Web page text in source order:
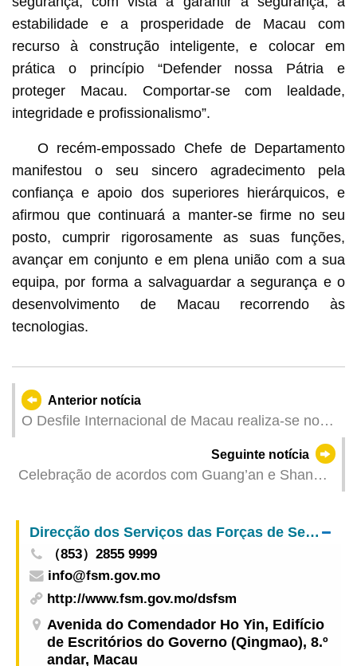
estabilidade e a prosperidade de Macau com
recurso à construção inteligente, e colocar em
prática o princípio “Defender nossa Pátria e
proteger Macau. Comportar-se com lealdade,
integridade e profissionalismo”.
O recém-empossado Chefe de Departamento
manifestou o seu sincero agradecimento pela
confiança e apoio dos superiores hierárquicos, e
afirmou que continuará a manter-se firme no seu
posto, cumprir rigorosamente as suas funções,
avançar em conjunto e em plena união com a sua
equipa, por forma a salvaguardar a segurança e o
desenvolvimento de Macau recorrendo às
tecnologias.
Anterior notícia
O Desfile Internacional de Macau realiza-se no
domingo, com medidas provisórias de trânsito em
várias vias a partir de sexta-feiraSeguinte notícia
Celebração de acordos com Guang’an e Shanwei
direitos e interesses do consumidor
Direcção dos Serviços das Forças de Segurança de Macau
（853）2855 9999
info@fsm.gov.mo
http://www.fsm.gov.mo/dsfsm
Avenida do Comendador Ho Yin, Edifício
de Escritórios do Governo (Qingmao), 8.º
andar, Macau